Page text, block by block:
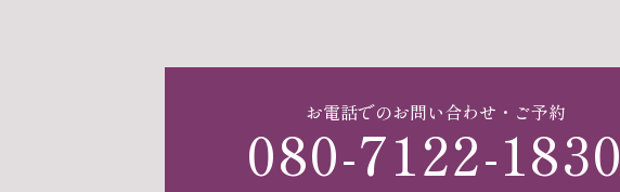
お電話でのお問い合わせ・ご予約
080-7122-1830